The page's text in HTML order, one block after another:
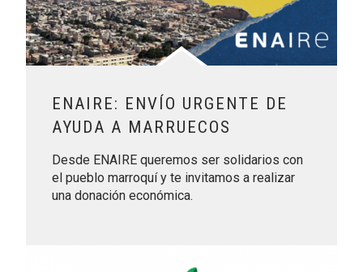
ENAIRE: ENVÍO URGENTE DE
AYUDA A MARRUECOS
Desde ENAIRE queremos ser solidarios con
el pueblo marroquí y te invitamos a realizar
una donación económica.